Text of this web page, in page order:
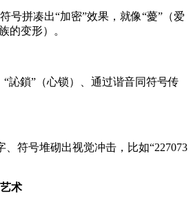
号拼凑出“加密”效果，就像“薆”（爱
的变形）。
“訫鎖”（心锁）、通过谐音同符号传
、符号堆砌出视觉冲击，比如“227073
术